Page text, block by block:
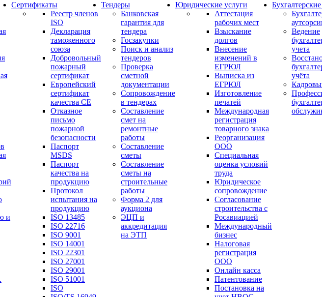
и
Сертификаты
Реестр членов
ISO
Декларация
таможенного
союза
Добровольный
пожарный
сертификат
Европейский
сертификат
качества СЕ
Отказное
письмо
пожарной
безопасности
Паспорт
МSDS
Паспорт
качества на
продукцию
Протокол
испытания на
продукцию
ISO 13485
ISO 22716
ISO 9001
ISO 14001
ISO 22301
ISO 27001
ISO 29001
ISO 51001
ISO
Тендеры
Банковская
гарантия для
тендера
Госзакупки
Поиск и анализ
тендеров
Проверка
сметной
документации
Сопровождение
в тендерах
Составление
смет на
ремонтные
работы
Составление
сметы
Составление
сметы на
строительные
работы
Форма 2 для
аукциона
ЭЦП и
аккредитация
на ЭТП
Юридические услуги
Аттестация
рабочих мест
Взыскание
долгов
Внесение
изменений в
ЕГРЮЛ
Выписка из
ЕГРЮЛ
Изготовление
печатей
Международная
регистрация
товарного знака
Реорганизация
ООО
Специальная
оценка условий
труда
Юридическое
сопровождение
Согласование
строительства с
Росавиацией
Международный
бизнес
Налоговая
регистрация
ООО
Онлайн касса
Патентование
Постановка на
Ведение
учета
учёта